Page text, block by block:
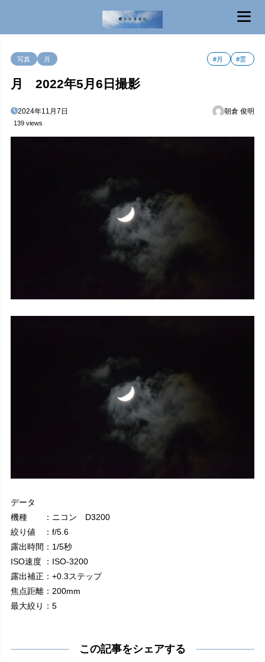
写真 月 #月 #雲
月 2022年5月6日撮影
2024年11月7日 朝倉 俊明
139 views
データ
機種 ：ニコン D3200
絞り値 ：f/5.6
露出時間：1/5秒
ISO速度 ：ISO-3200
露出補正：+0.3ステップ
焦点距離：200mm
最大絞り：5
この記事をシェアする